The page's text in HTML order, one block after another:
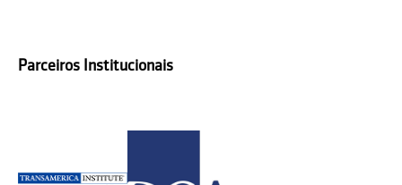
Parceiros Institucionais